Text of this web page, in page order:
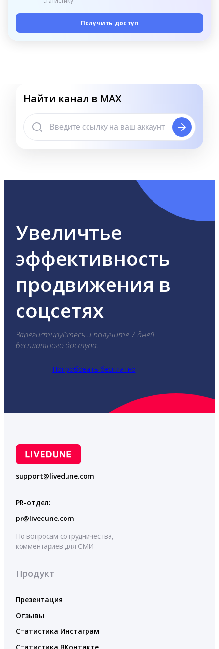
Получить доступ
Найти канал в MAX
Увеличтье
эффективность
продвижения в
соцсетях
Зарегистируйтесь и получите 7 дней
бесплатного доступа.
Попробовать бесплатно
support@livedune.com
PR-отдел:
pr@livedune.com
По вопросам сотрудничества,
комментариев для СМИ
Продукт
Презентация
Отзывы
Статистика Инстаграм
Статистика ВКонтакте